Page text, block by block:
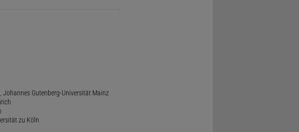
Gutenberg-Universität Mainz
zu Köln